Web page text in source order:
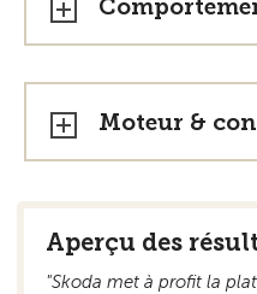
Moteur &
Aperçu des
"Skoda met à profit la